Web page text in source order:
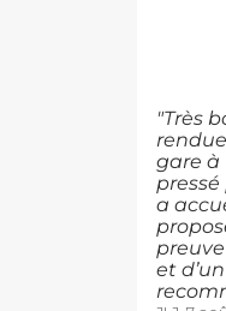
"Très
gare à
a
et